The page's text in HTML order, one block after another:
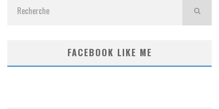
FACEBOOK LIKE ME